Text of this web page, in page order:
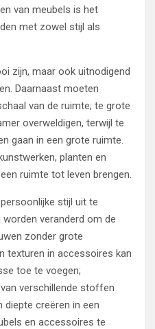
van meubels is het
met zowel stijl als
zijn, maar ook uitnodigend
Daarnaast moeten
van de ruimte; te grote
overweldigen, terwijl te
gaan in een grote ruimte.
planten en
ruimte tot leven brengen.
stijl uit te
veranderd om de
zonder grote
texturen in accessoires kan
toe te voegen;
verschillende stoffen
diepte creëren in een
en accessoires te